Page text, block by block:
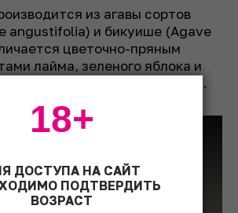
из агавы сортов
angustifolia) и бикуише (Agave
цветочно-пряным
лайма, зеленого яблока и
жасмина и ромашки.
ДОСТУПА НА САЙТ
ПОДТВЕРДИТЬ
ВОЗРАСТ
18+